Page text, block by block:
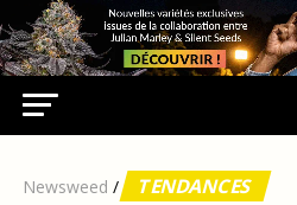
Newsweed / TENDANCES